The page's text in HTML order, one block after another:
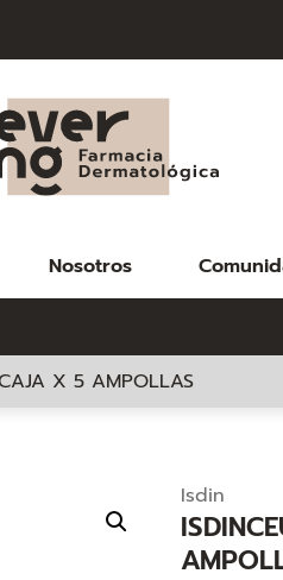
Nosotros
X 5 AMPOLLAS
Isdin